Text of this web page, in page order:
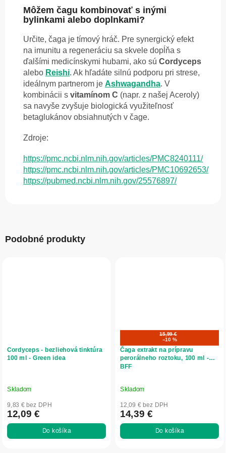
Môžem čagu kombinovať s inými
bylinkami alebo doplnkami?
Určite, čaga je tímový hráč. Pre synergický efekt
na imunitu a regeneráciu sa skvele dopĺňa s
ďalšími medicínskymi hubami, ako sú Cordyceps
alebo Reishi. Ak hľadáte silnú podporu pri strese,
ideálnym partnerom je Ashwagandha. V
kombinácii s vitamínom C (napr. z našej Aceroly)
sa navyše zvyšuje biologická využiteľnosť
betaglukánov obsiahnutých v čage.
Zdroje:
https://pmc.ncbi.nlm.nih.gov/articles/PMC8240111/
https://pmc.ncbi.nlm.nih.gov/articles/PMC10692653/
https://pubmed.ncbi.nlm.nih.gov/25576897/
Podobné produkty
Cordyceps - bezliehová tinktúra
100 ml - Green idea
Skladom
9,83 € bez DPH
12,09 €
Do košíka
15,99 €
–10 %
Čaga extrakt na prípravu
perorálneho roztoku, 100 ml -
BFF
Skladom
12,09 € bez DPH
14,39 €
Do košíka